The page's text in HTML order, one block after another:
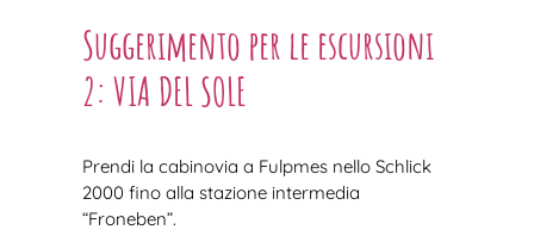
Suggerimento per le escursioni
2: VIA DEL SOLE
Prendi la cabinovia a Fulpmes nello Schlick
2000 fino alla stazione intermedia
“Froneben”.